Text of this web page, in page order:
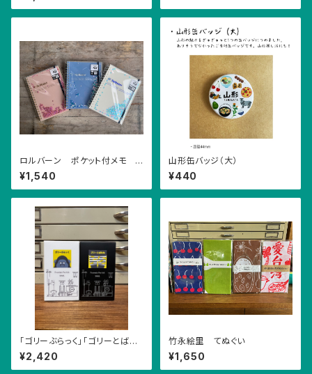
ロルバーン ポケット付メモ グ
リッター Lサイズ
¥1,540
山形缶バッジ（大）
¥440
「ゴリーぶらっく」「ゴリーとばな
な」インク
¥2,420
竹永絵里 てぬぐい
¥1,650